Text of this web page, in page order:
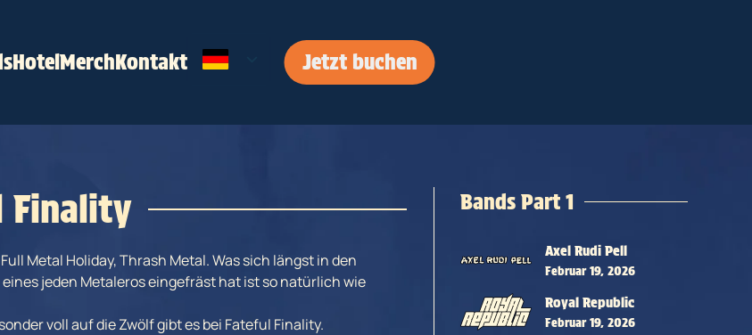
HotelMerchKontakt Jetzt buchen
Finality
Metal Holiday, Thrash Metal. Was sich längst in den
jeden Metaleros eingefräst hat ist so natürlich wie
voll auf die Zwölf gibt es bei Fateful Finality.
Bands Part 1
Axel Rudi Pell
Februar 19, 2026
Royal Republic
Februar 19, 2026